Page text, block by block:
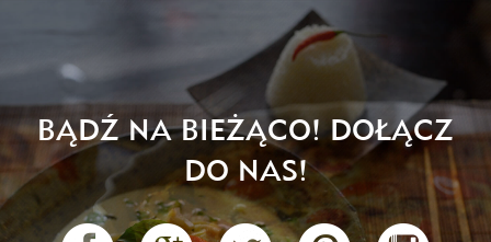
BĄDŹ NA BIEŻĄCO! DOŁĄCZ
DO NAS!